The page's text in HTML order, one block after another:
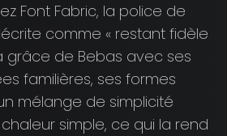
Font Fabric, la police de
comme « restant fidèle
grâce de Bebas avec ses
familières, ses formes
mélange de simplicité
simple, ce qui la rend